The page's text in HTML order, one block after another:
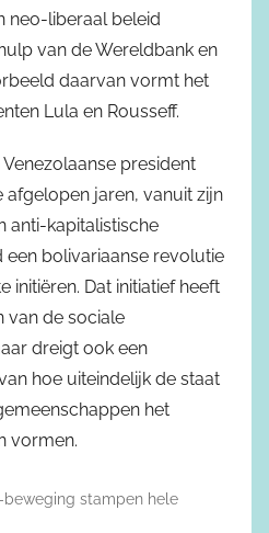
neo-liberaal beleid
van de Wereldbank en
daarvan vormt het
Lula en Rousseff.
president
afgelopen jaren, vanuit zijn
anti-kapitalistische
bolivariaanse revolutie
initiëren. Dat initiatief heeft
van de sociale
dreigt ook een
hoe uiteindelijk de staat
het
vormen.